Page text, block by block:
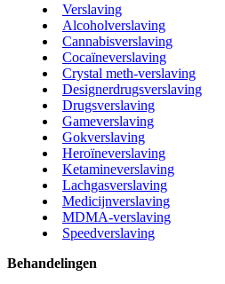
Verslaving
Alcoholverslaving
Cannabisverslaving
Cocaïneverslaving
Crystal meth-verslaving
Designerdrugsverslaving
Drugsverslaving
Gameverslaving
Gokverslaving
Heroïneverslaving
Ketamineverslaving
Lachgasverslaving
Medicijnverslaving
MDMA-verslaving
Speedverslaving
Behandelingen